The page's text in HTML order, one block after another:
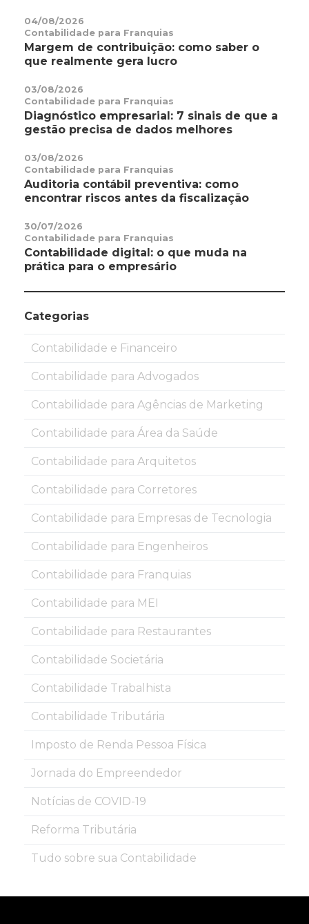
04/08/2026
Contabilidade para Franquias
Margem de contribuição: como saber o
que realmente gera lucro
03/08/2026
Contabilidade para Franquias
Diagnóstico empresarial: 7 sinais de que a
gestão precisa de dados melhores
03/08/2026
Contabilidade para Franquias
Auditoria contábil preventiva: como
encontrar riscos antes da fiscalização
30/07/2026
Contabilidade para Franquias
Contabilidade digital: o que muda na
prática para o empresário
Categorias
Contabilidade e Financeiro
Contabilidade para Advogados
Contabilidade para Agências de Marketing
Contabilidade para Área da Saúde
Contabilidade para Arquitetos
Contabilidade para Corretores
Contabilidade para Empresas de Tecnologia
Contabilidade para Engenheiros
Contabilidade para Franquias
Contabilidade para MEI
Contabilidade para Restaurantes
Contabilidade Societária
Contabilidade Trabalhista
Contabilidade Tributária
Imposto de Renda Pessoa Física
Jornada do Empreendedor
Notícias de COVID-19
Reforma Tributária
Tudo sobre sua Contabilidade